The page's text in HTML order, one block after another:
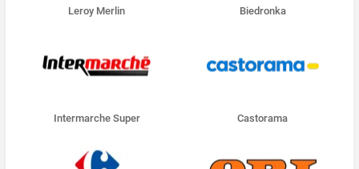
Leroy Merlin Biedronka
Intermarche Super Castorama